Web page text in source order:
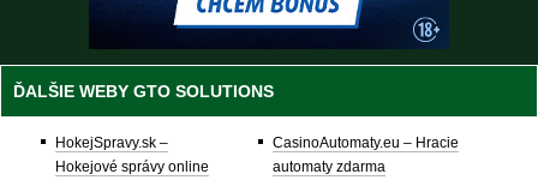
ĎALŠIE WEBY GTO SOLUTIONS
HokejSpravy.sk –
Hokejové správy online
CasinoAutomaty.eu – Hracie
automaty zdarma